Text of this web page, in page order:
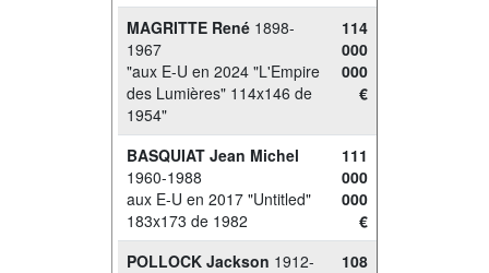
MAGRITTE René 1898-
1967
"aux E-U en 2024 "L'Empire
des Lumières" 114x146 de
1954"
114
000
000
€
BASQUIAT Jean Michel
1960-1988
aux E-U en 2017 "Untitled"
183x173 de 1982
111
000
000
€
POLLOCK Jackson 1912-
108